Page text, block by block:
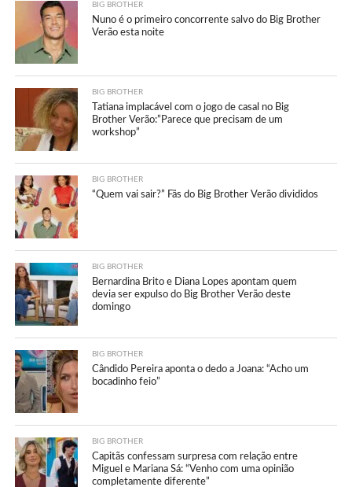
BIG BROTHER
Nuno é o primeiro concorrente salvo do Big Brother
Verão esta noite
BIG BROTHER
Tatiana implacável com o jogo de casal no Big
Brother Verão:”Parece que precisam de um
workshop”
BIG BROTHER
“Quem vai sair?” Fãs do Big Brother Verão divididos
BIG BROTHER
Bernardina Brito e Diana Lopes apontam quem
devia ser expulso do Big Brother Verão deste
domingo
BIG BROTHER
Cândido Pereira aponta o dedo a Joana: “Acho um
bocadinho feio”
BIG BROTHER
Capitãs confessam surpresa com relação entre
Miguel e Mariana Sá: “Venho com uma opinião
completamente diferente”